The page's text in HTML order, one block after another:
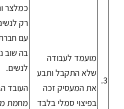
3.
מועמד לעבודה
שלא התקבל ותבע
את המעסיק זכה
בפיצוי סמלי בלבד
כמלצר
רק
עם
בה שוב
לנשים.
העובד
מחמת